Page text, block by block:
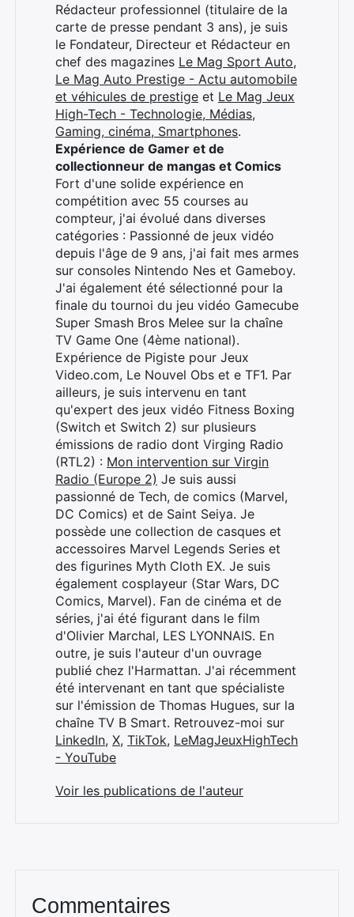
Rédacteur professionnel (titulaire de la
carte de presse pendant 3 ans), je suis
le Fondateur, Directeur et Rédacteur en
chef des magazines Le Mag Sport Auto,
Le Mag Auto Prestige - Actu automobile
et véhicules de prestige et Le Mag Jeux
High-Tech - Technologie, Médias,
Gaming, cinéma, Smartphones.
Expérience de Gamer et de
collectionneur de mangas et Comics
Fort d'une solide expérience en
compétition avec 55 courses au
compteur, j'ai évolué dans diverses
catégories : Passionné de jeux vidéo
depuis l'âge de 9 ans, j'ai fait mes armes
sur consoles Nintendo Nes et Gameboy.
J'ai également été sélectionné pour la
finale du tournoi du jeu vidéo Gamecube
Super Smash Bros Melee sur la chaîne
TV Game One (4ème national).
Expérience de Pigiste pour Jeux
Video.com, Le Nouvel Obs et e TF1. Par
ailleurs, je suis intervenu en tant
qu'expert des jeux vidéo Fitness Boxing
(Switch et Switch 2) sur plusieurs
émissions de radio dont Virging Radio
(RTL2) : Mon intervention sur Virgin
Radio (Europe 2) Je suis aussi
passionné de Tech, de comics (Marvel,
DC Comics) et de Saint Seiya. Je
possède une collection de casques et
accessoires Marvel Legends Series et
des figurines Myth Cloth EX. Je suis
également cosplayeur (Star Wars, DC
Comics, Marvel). Fan de cinéma et de
séries, j'ai été figurant dans le film
d'Olivier Marchal, LES LYONNAIS. En
outre, je suis l'auteur d'un ouvrage
publié chez l'Harmattan. J'ai récemment
été intervenant en tant que spécialiste
sur l'émission de Thomas Hugues, sur la
chaîne TV B Smart. Retrouvez-moi sur
LinkedIn, X, TikTok, LeMagJeuxHighTech
- YouTube
Voir les publications de l'auteur
Commentaires
Rechercher
: